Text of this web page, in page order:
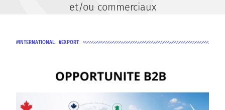
et/ou commerciaux
INTERNATIONAL EXPORT